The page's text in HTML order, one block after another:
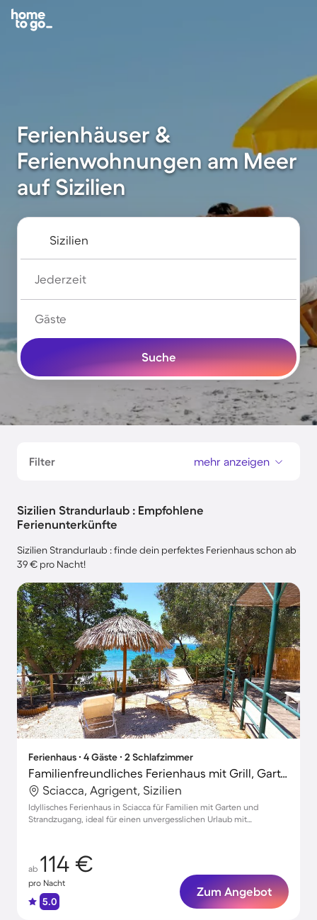
Ferienhäuser &
Ferienwohnungen am Meer
auf Sizilien
Jederzeit
Gäste
Suche
Filter mehr anzeigen
Sizilien Strandurlaub : Empfohlene
Ferienunterkünfte
Sizilien Strandurlaub : finde dein perfektes Ferienhaus schon ab
39 € pro Nacht!
Ferienhaus ∙ 4 Gäste ∙ 2 Schlafzimmer
Familienfreundliches Ferienhaus mit Grill, Garten und Terrasse | Haustierfreundlich
Sciacca, Agrigent, Sizilien
Idyllisches Ferienhaus in Sciacca für Familien mit Garten und
Strandzugang, ideal für einen unvergesslichen Urlaub mit
ab 114 €
pro Nacht
5.0
Zum Angebot